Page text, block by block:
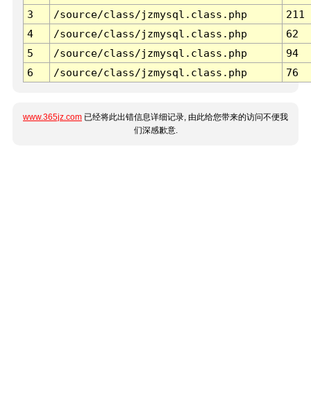
3 /source/class/jzmysql.class.php
211
4
/source/class/jzmysql.class.php
62
5
/source/class/jzmysql.class.php
94
6
/source/class/jzmysql.class.php 76
www.365jz.com 已经将此出错信息详细记录, 由此给您带来的访问不便我
们深感歉意.